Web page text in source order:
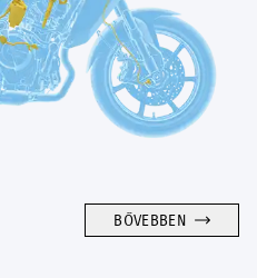
BŐVEBBEN